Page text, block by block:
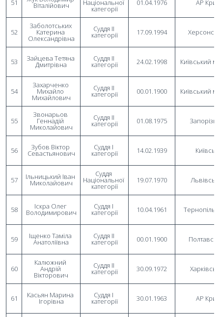
51 Віталійович Національної
категорії
01.04.1976 АР
52
Заболотських
Катерина
Олександрівна
Суддя II
категорії 17.09.1994
53 Зайцева Тетяна
Дмитрівна
Суддя II
категорії 24.02.1998 Київський
54
Захарченко
Михайло
Михайлович
Суддя II
категорії 00.01.1900 Київський
55
Звонарьов
Геннадій
Миколайович
Суддя II
категорії 01.08.1975
56 Зубов Віктор
Севастьянович
Суддя I
категорії 14.02.1939
57 Ільницький Іван
Миколайович
Суддя
Національної
категорії
19.07.1970
58 Іскра Олег
Володимирович
Суддя I
категорії 10.04.1961
59 Іщенко Таміла
Анатоліївна
Суддя II
категорії 00.01.1900
60
Калюжний
Андрій
Вікторович
Суддя II
категорії 30.09.1972
61 Касьян Марина
Ігорівна
Суддя I
категорії 30.01.1963 АР